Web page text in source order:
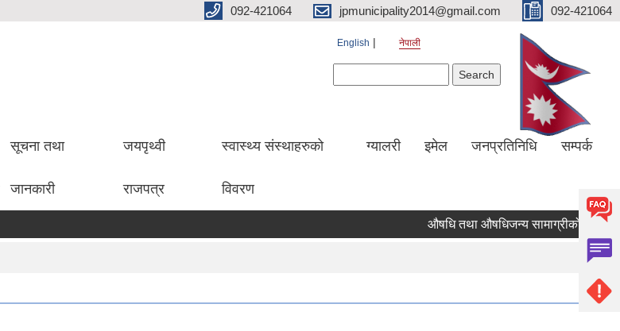
092-421064 jpmunicipality2014@gmail.com 092-421064
English नेपाली
सूचना तथा
जानकारी
जयपृथ्वी
राजपत्र
स्वास्थ्य संस्थाहरुको
विवरण
ग्यालरी इमेल जनप्रतिनिधि सम्पर्क
औषधि तथा औषधिजन्य सामाग्रीको दररेट